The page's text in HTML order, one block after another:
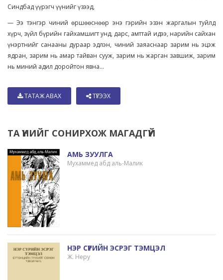
Синдбад үүрэгч үүнийг үзээд,
— Ээ тэнгэр чиний өршөөснөөр энэ гэрийн эзэн жаргалын туйлд
хүрч, зүйл бүрийн гайхамшигт унд, дарс, амттай идээ, нарийн сайхан
үнэртнийг санааны дураар эдлэн, чиний заяаснаар зарим нь эцэж
ядран, зарим нь амар тайван сууж, зарим нь жарган завшиж, зарим
нь миний адил доройтон явна...
ТАТАЖ АВАХ ТҮГЭЭХ
ТА ҮҮНИЙГ СОНИРХОЖ МАГАДГҮЙ
АМЬ ЗУУЛГА
Мухаммед абд аль-Малик
НЭР СҮРИЙН ЭСРЭГ ТЭМЦЭЛ
Ж. Неру